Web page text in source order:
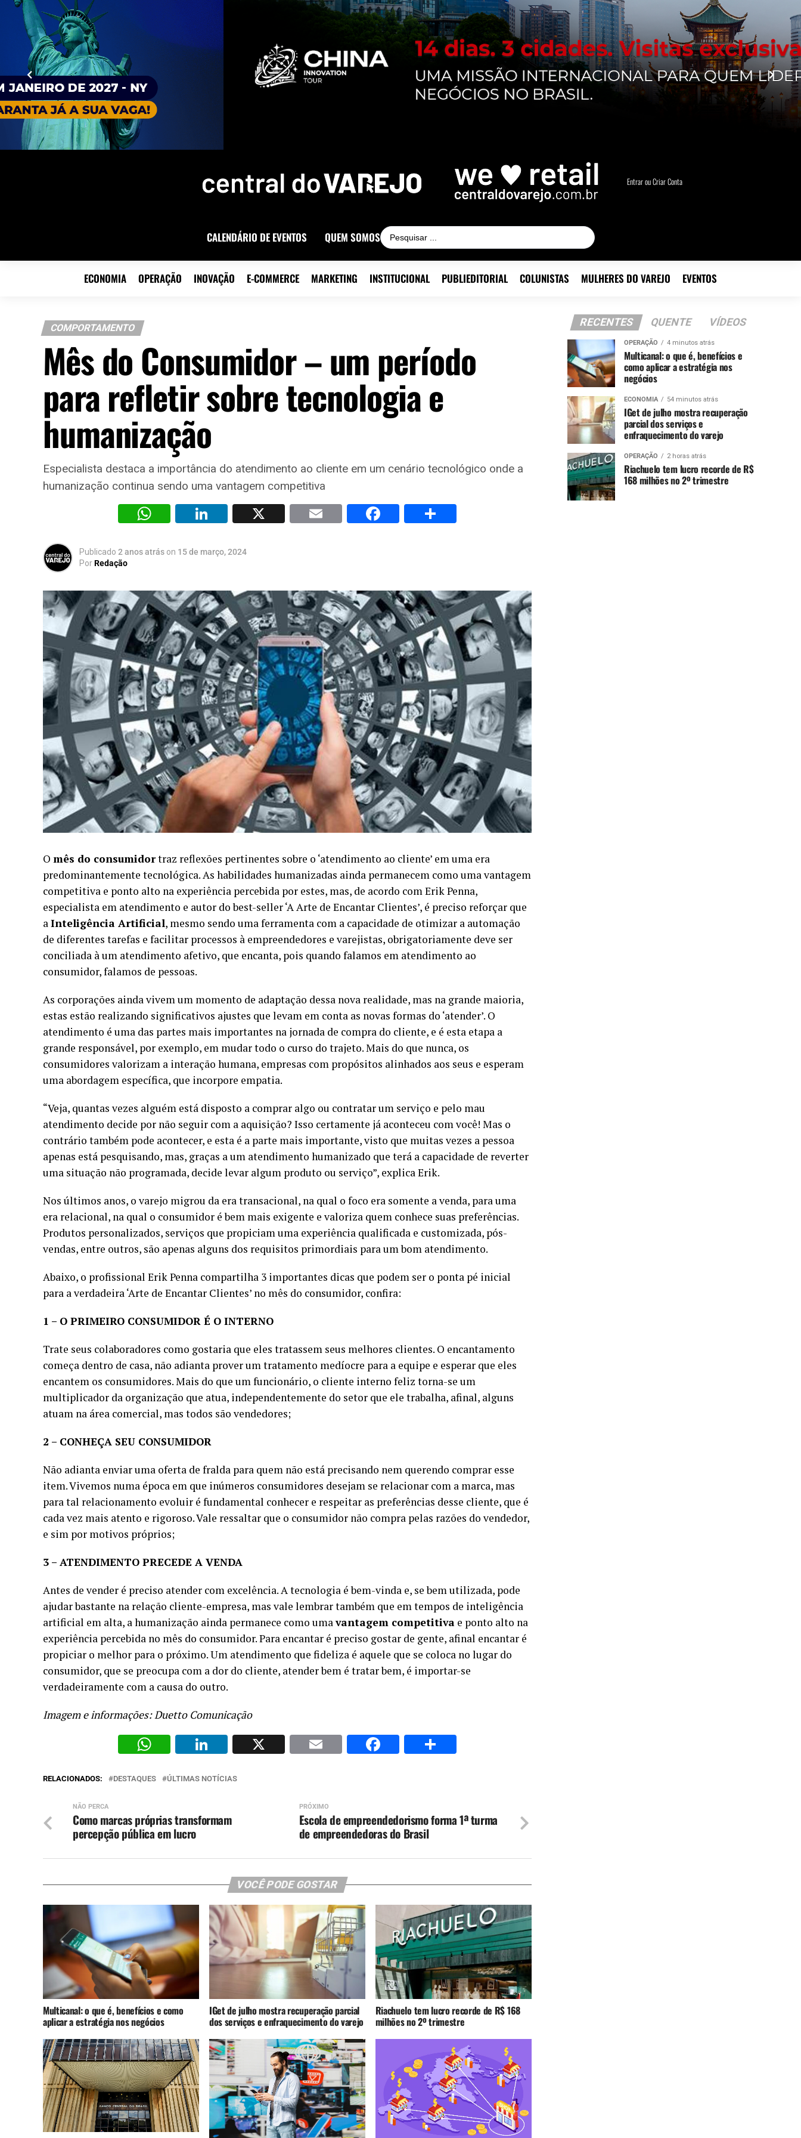
Entrar ou Criar Conta
CALENDÁRIO DE EVENTOS QUEM SOMOS
ECONOMIA OPERAÇÃO INOVAÇÃO E-COMMERCE MARKETING INSTITUCIONAL PUBLIEDITORIAL COLUNISTAS MULHERES DO VAREJO EVENTOS
COMPORTAMENTO
Mês do Consumidor – um período
para refletir sobre tecnologia e
humanização
Especialista destaca a importância do atendimento ao cliente em um cenário tecnológico onde a
humanização continua sendo uma vantagem competitiva
WhatsAppLinkedIn
X Email Facebook
Publicado 2 anos atrás on 15 de março, 2024
PorRedação
O mês do consumidortraz reflexões pertinentes sobre o ‘atendimento ao cliente’ em uma era
predominantemente tecnológica. As habilidades humanizadas ainda permanecem como uma vantagem
competitiva e ponto alto na experiência percebida por estes, mas, de acordo com Erik Penna,
especialista em atendimento e autor do best-seller ‘A Arte de Encantar Clientes’, é preciso reforçar que
aInteligência Artificial, mesmo sendo uma ferramenta com a capacidade de otimizar a automação
de diferentes tarefas e facilitar processos à empreendedores e varejistas, obrigatoriamente deve ser
conciliada à um atendimento afetivo, que encanta, pois quando falamos em atendimento ao
consumidor, falamos de pessoas.
As corporações ainda vivem um momento de adaptação dessa nova realidade, mas na grande maioria,
estas estão realizando significativos ajustes que levam em conta as novas formas do ‘atender’. O
atendimento é uma das partes mais importantes na jornada de compra do cliente, e é esta etapa a
grande responsável, por exemplo, em mudar todo o curso do trajeto. Mais do que nunca, os
consumidores valorizam a interação humana, empresas com propósitos alinhados aos seus e esperam
uma abordagem específica, que incorpore empatia.
“Veja, quantas vezes alguém está disposto a comprar algo ou contratar um serviço e pelo mau
atendimento decide por não seguir com a aquisição? Isso certamente já aconteceu com você! Mas o
contrário também pode acontecer, e esta é a parte mais importante, visto que muitas vezes a pessoa
apenas está pesquisando, mas, graças a um atendimento humanizado que terá a capacidade de reverter
uma situação não programada, decide levar algum produto ou serviço”, explica Erik.
Nos últimos anos, o varejo migrou da era transacional, na qual o foco era somente a venda, para uma
era relacional, na qual o consumidor é bem mais exigente e valoriza quem conhece suas preferências.
Produtos personalizados, serviços que propiciam uma experiência qualificada e customizada, pós-
vendas, entre outros, são apenas alguns dos requisitos primordiais para um bom atendimento.
Abaixo, o profissional Erik Penna compartilha 3 importantes dicas que podem ser o ponta pé inicial
para a verdadeira ‘Arte de Encantar Clientes’ no mês do consumidor, confira:
1 – O PRIMEIRO CONSUMIDOR É O INTERNO
Trate seus colaboradores como gostaria que eles tratassem seus melhores clientes. O encantamento
começa dentro de casa, não adianta prover um tratamento medíocre para a equipe e esperar que eles
encantem os consumidores. Mais do que um funcionário, o cliente interno feliz torna-se um
multiplicador da organização que atua, independentemente do setor que ele trabalha, afinal, alguns
atuam na área comercial, mas todos são vendedores;
2 – CONHEÇA SEU CONSUMIDOR
Não adianta enviar uma oferta de fralda para quem não está precisando nem querendo comprar esse
item. Vivemos numa época em que inúmeros consumidores desejam se relacionar com a marca, mas
para tal relacionamento evoluir é fundamental conhecer e respeitar as preferências desse cliente, que é
cada vez mais atento e rigoroso. Vale ressaltar que o consumidor não compra pelas razões do vendedor,
e sim por motivos próprios;
3 – ATENDIMENTO PRECEDE A VENDA
Antes de vender é preciso atender com excelência. A tecnologia é bem-vinda e, se bem utilizada, pode
ajudar bastante na relação cliente-empresa, mas vale lembrar também que em tempos de inteligência
artificial em alta, a humanização ainda permanece como umavantagem competitiva e ponto alto na
experiência percebida no mês do consumidor. Para encantar é preciso gostar de gente, afinal encantar é
propiciar o melhor para o próximo. Um atendimento que fideliza é aquele que se coloca no lugar do
consumidor, que se preocupa com a dor do cliente, atender bem é tratar bem, é importar-se
verdadeiramente com a causa do outro.
Imagem e informações: Duetto Comunicação
WhatsAppLinkedIn
X Email Facebook
RELACIONADOS: DESTAQUES ÚLTIMAS NOTÍCIAS
PRÓXIMO
Escola de empreendedorismo forma 1ª turma
de empreendedoras do Brasil
NÃO PERCA
Como marcas próprias transformam
percepção pública em lucro
VOCÊ PODE GOSTAR
Multicanal: o que é, benefícios e como
aplicar a estratégia nos negócios
IGet de julho mostra recuperação parcial
dos serviços e enfraquecimento do varejo
Riachuelo tem lucro recorde de R$ 168
milhões no 2º trimestre
RECENTES QUENTE VÍDEOS
OPERAÇÃO 4 minutos atrás
Multicanal: o que é, benefícios e
como aplicar a estratégia nos
negócios
ECONOMIA 54 minutos atrás
IGet de julho mostra recuperação
parcial dos serviços e
enfraquecimento do varejo
OPERAÇÃO 2 horas atrás
Riachuelo tem lucro recorde de R$
168 milhões no 2º trimestre